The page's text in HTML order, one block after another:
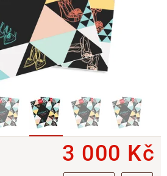
3 000 Kč